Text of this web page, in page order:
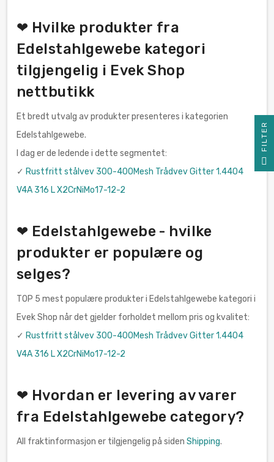
❤ Hvilke produkter fra
Edelstahlgewebe kategori
tilgjengelig i Evek Shop
nettbutikk
Et bredt utvalg av produkter presenteres i kategorien
Edelstahlgewebe.
I dag er de ledende i dette segmentet:
✓ Rustfritt stålvev 300-400Mesh Trådvev Gitter 1.4404
V4A 316 L X2CrNiMo17-12-2
❤ Edelstahlgewebe - hvilke
produkter er populære og
selges?
TOP 5 mest populære produkter i Edelstahlgewebe kategori i
Evek Shop når det gjelder forholdet mellom pris og kvalitet:
✓ Rustfritt stålvev 300-400Mesh Trådvev Gitter 1.4404
V4A 316 L X2CrNiMo17-12-2
❤ Hvordan er levering av varer
fra Edelstahlgewebe category?
All fraktinformasjon er tilgjengelig på siden Shipping.
R